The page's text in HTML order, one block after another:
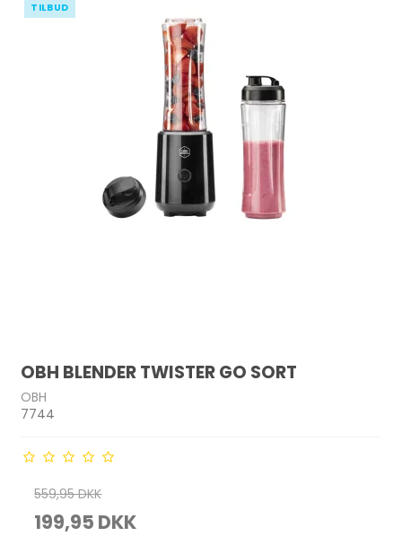
TILBUD
OBH BLENDER TWISTER GO SORT
OBH
7744
559,95 DKK
199,95 DKK